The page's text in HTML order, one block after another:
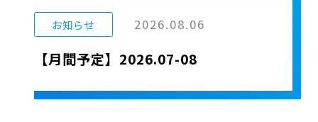
お知らせ 2026.08.06
【月間予定】2026.07-08